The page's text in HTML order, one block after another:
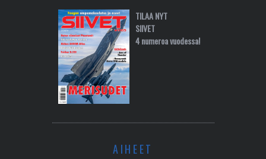
TILAA NYT
SIIVET
4 numeroa vuodessa!
AIHEET